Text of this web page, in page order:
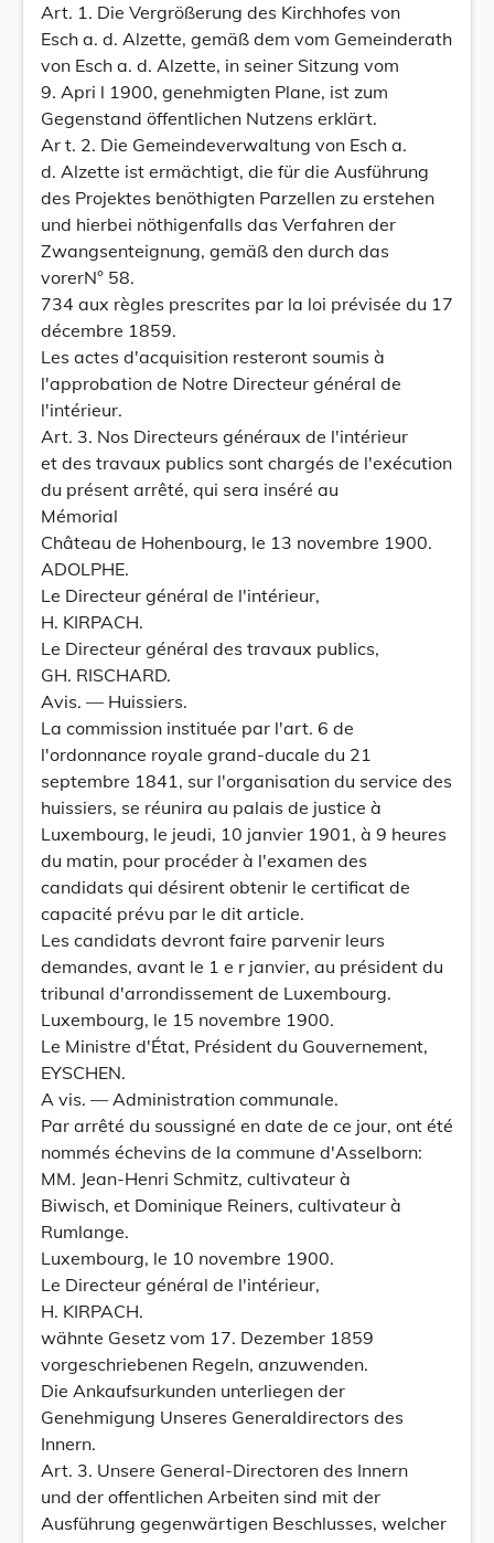
Art. 1. Die Vergrößerung des Kirchhofes von
Esch a. d. Alzette, gemäß dem vom Gemeinderath
von Esch a. d. Alzette, in seiner Sitzung vom
9. Apri l 1900, genehmigten Plane, ist zum
Gegenstand öffentlichen Nutzens erklärt.
Ar t. 2. Die Gemeindeverwaltung von Esch a.
d. Alzette ist ermächtigt, die für die Ausführung
des Projektes benöthigten Parzellen zu erstehen
und hierbei nöthigenfalls das Verfahren der
Zwangsenteignung, gemäß den durch das
vorerN° 58.
734 aux règles prescrites par la loi prévisée du 17
décembre 1859.
Les actes d'acquisition resteront soumis à
l'approbation de Notre Directeur général de
l'intérieur.
Art. 3. Nos Directeurs généraux de l'intérieur
et des travaux publics sont chargés de l'exécution
du présent arrêté, qui sera inséré au
Mémorial
Château de Hohenbourg, le 13 novembre 1900.
ADOLPHE.
Le Directeur général de l'intérieur,
H. KIRPACH.
Le Directeur général des travaux publics,
GH. RISCHARD.
Avis. — Huissiers.
La commission instituée par l'art. 6 de
l'ordonnance royale grand-ducale du 21
septembre 1841, sur l'organisation du service des
huissiers, se réunira au palais de justice à
Luxembourg, le jeudi, 10 janvier 1901, à 9 heures
du matin, pour procéder à l'examen des
candidats qui désirent obtenir le certificat de
capacité prévu par le dit article.
Les candidats devront faire parvenir leurs
demandes, avant le 1 e r janvier, au président du
tribunal d'arrondissement de Luxembourg.
Luxembourg, le 15 novembre 1900.
Le Ministre d'État, Président du Gouvernement,
EYSCHEN.
A vis. — Administration communale.
Par arrêté du soussigné en date de ce jour, ont été
nommés échevins de la commune d'Asselborn:
MM. Jean-Henri Schmitz, cultivateur à
Biwisch, et Dominique Reiners, cultivateur à
Rumlange.
Luxembourg, le 10 novembre 1900.
Le Directeur général de l'intérieur,
H. KIRPACH.
wähnte Gesetz vom 17. Dezember 1859
vorgeschriebenen Regeln, anzuwenden.
Die Ankaufsurkunden unterliegen der
Genehmigung Unseres Generaldirectors des
Innern.
Art. 3. Unsere General-Directoren des Innern
und der offentlichen Arbeiten sind mit der
Ausführung gegenwärtigen Beschlusses, welcher